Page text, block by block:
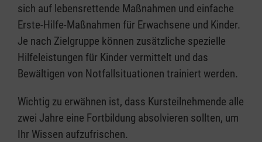
sich auf lebensrettende Maßnahmen und einfache
Erste-Hilfe-Maßnahmen für Erwachsene und Kinder.
Je nach Zielgruppe können zusätzliche spezielle
Hilfeleistungen für Kinder vermittelt und das
Bewältigen von Notfallsituationen trainiert werden.
Wichtig zu erwähnen ist, dass Kursteilnehmende alle
zwei Jahre eine Fortbildung absolvieren sollten, um
Ihr Wissen aufzufrischen.